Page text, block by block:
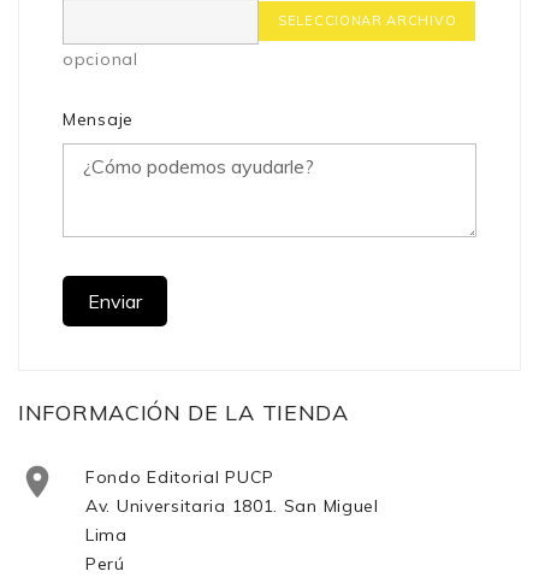
SELECCIONAR ARCHIVO
opcional
Mensaje
INFORMACIÓN DE LA TIENDA

Fondo Editorial PUCP
Av. Universitaria 1801. San Miguel
Lima
Perú